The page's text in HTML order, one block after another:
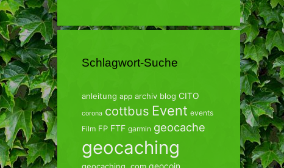
Schlagwort-Suche
anleitung app archiv blog CITO
corona cottbus Event events
Film FP FTF garmin geocache
geocaching
geocoin